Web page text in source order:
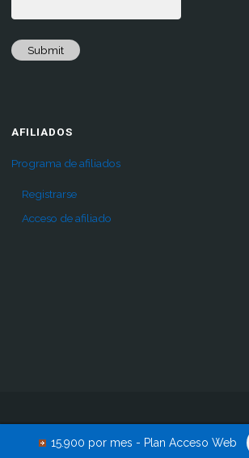
15.900 por mes - Plan Acceso Web
Submit
AFILIADOS
Programa de afiliados
Registrarse
Acceso de afiliado
Renovar acceso